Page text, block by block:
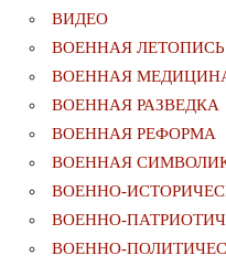
ВИДЕО
ВОЕННАЯ ЛЕТОПИСЬ
ВОЕННАЯ
ВОЕННАЯ РАЗВЕДКА
ВОЕННАЯ РЕФОРМА
ВОЕННАЯ
ВОЕННО-
ВОЕННО-
ВОЕННО-